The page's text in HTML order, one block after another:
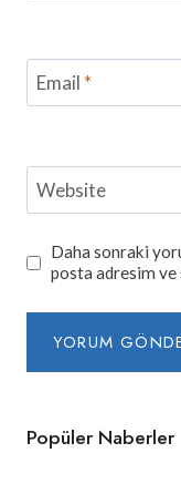
Email *
Website
Daha sonraki
posta adresim ve
Popüler Naberler